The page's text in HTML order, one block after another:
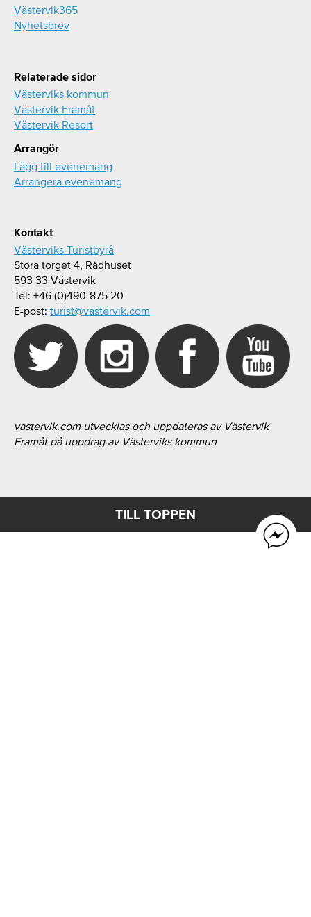
Västervik365
Nyhetsbrev
Relaterade sidor
Västerviks kommun
Västervik Framåt
Västervik Resort
Arrangör
Lägg till evenemang
Arrangera evenemang
Kontakt
Västerviks Turistbyrå
Stora torget 4, Rådhuset
593 33 Västervik
Tel: +46 (0)490-875 20
E-post: turist@vastervik.com
vastervik.com utvecklas och uppdateras av Västervik
Framåt på uppdrag av Västerviks kommun
TILL TOPPEN